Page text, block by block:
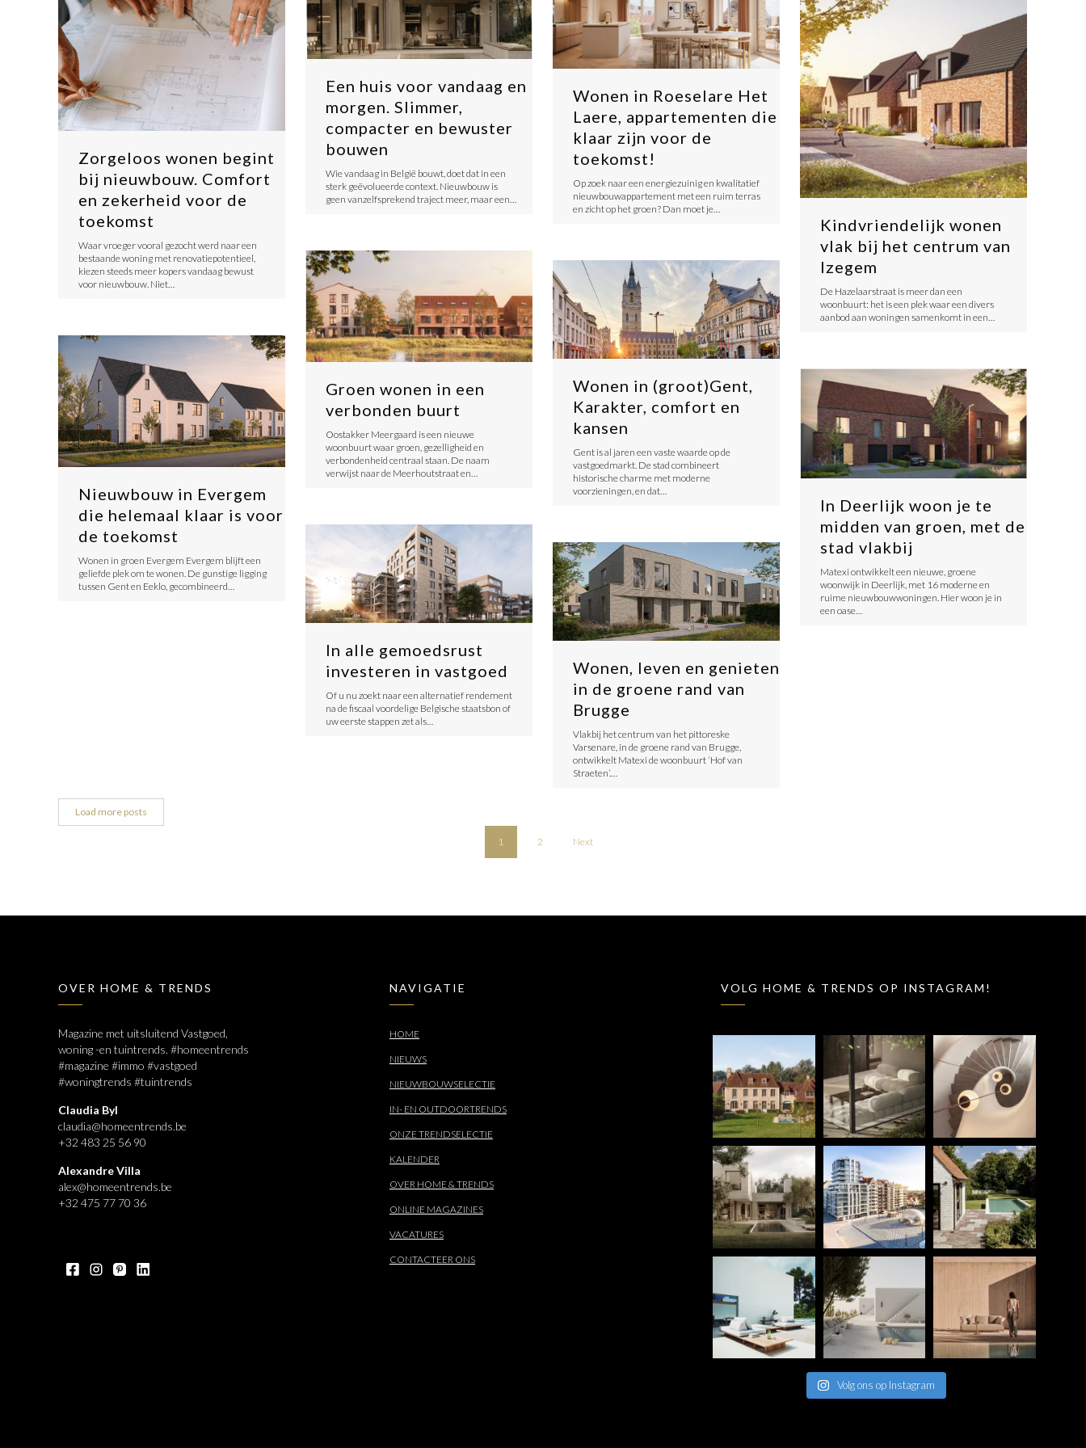
Zorgeloos wonen begint
bij nieuwbouw. Comfort
en zekerheid voor de
toekomst
​Waar vroeger vooral gezocht werd naar een
bestaande woning met renovatiepotentieel,
kiezen steeds meer kopers vandaag bewust
voor nieuwbouw. Niet…
Een huis voor vandaag en
morgen. Slimmer,
compacter en bewuster
bouwen
​Wie vandaag in België bouwt, doet dat in een
sterk geëvolueerde context. Nieuwbouw is
geen vanzelfsprekend traject meer, maar een…
Wonen in Roeselare Het
Laere, appartementen die
klaar zijn voor de
toekomst!
​Op zoek naar een energiezuinig en kwalitatief
nieuwbouwappartement met een ruim terras
en zicht op het groen? Dan moet je…
Kindvriendelijk wonen
vlak bij het centrum van
Izegem
​De Hazelaarstraat is meer dan een
woonbuurt: het is een plek waar een divers
aanbod aan woningen samenkomt in een…
Groen wonen in een
verbonden buurt
​Oostakker Meergaard is een nieuwe
woonbuurt waar groen, gezelligheid en
verbondenheid centraal staan. De naam
verwijst naar de Meerhoutstraat en…
Wonen in (groot)Gent,
Karakter, comfort en
kansen
Gent is al jaren een vaste waarde op de
vastgoedmarkt. De stad combineert
historische charme met moderne
voorzieningen, en dat…
Nieuwbouw in Evergem
die helemaal klaar is voor
de toekomst
Wonen in groen Evergem Evergem blijft een
geliefde plek om te wonen. De gunstige ligging
tussen Gent en Eeklo, gecombineerd…
In Deerlijk woon je te
midden van groen, met de
stad vlakbij
Matexi ontwikkelt een nieuwe, groene
woonwijk in Deerlijk, met 16 moderne en
ruime nieuwbouwwoningen. Hier woon je in
een oase…
In alle gemoedsrust
investeren in vastgoed
Of u nu zoekt naar een alternatief rendement
na de fiscaal voordelige Belgische staatsbon of
uw eerste stappen zet als…
Wonen, leven en genieten
in de groene rand van
Brugge
Vlakbij het centrum van het pittoreske
Varsenare, in de groene rand van Brugge,
ontwikkelt Matexi de woonbuurt ‘Hof van
Straeten’.…
Load more posts
1 2 Next
OVER HOME & TRENDS
Magazine met uitsluitend Vastgoed,
woning -en tuintrends. #homeentrends
#magazine #immo #vastgoed
#woningtrends #tuintrends
Claudia Byl
claudia@homeentrends.be
+32 483 25 56 90
Alexandre Villa
alex@homeentrends.be
+32 475 77 70 36
NAVIGATIE
HOME
NIEUWS
NIEUWBOUWSELECTIE
IN- EN OUTDOORTRENDS
ONZE TRENDSELECTIE
KALENDER
OVER HOME & TRENDS
ONLINE MAGAZINES
VACATURES
CONTACTEER ONS
VOLG HOME & TRENDS OP INSTAGRAM!
Volg ons op Instagram